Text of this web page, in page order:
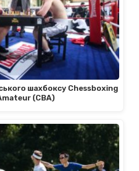
шахбоксу Chessboxing
(CBA)